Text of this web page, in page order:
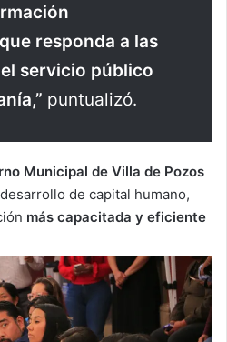
responda a las
servicio público
puntualizó.
Municipal de Villa de Pozos
de capital humano,
más capacitada y eficiente